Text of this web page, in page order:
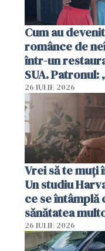
Cum au
românce de
într-un
SUA. Patronul:
ce o să mă fac
26 IULIE 2026
Vrei să te muți
Un studiu
ce se întâmplă
sănătatea
imigranți
26 IULIE 2026